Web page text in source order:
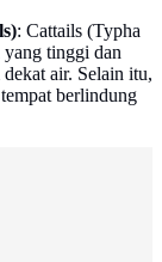
: Cattails (Typha
tinggi dan
air. Selain itu,
berlindung